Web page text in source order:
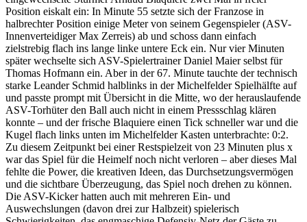
Position eiskalt ein: In Minute 55 setzte sich der Franzose in
halbrechter Position einige Meter von seinem Gegenspieler (ASV-
Innenverteidiger Max Zerreis) ab und schoss dann einfach
zielstrebig flach ins lange linke untere Eck ein. Nur vier Minuten
später wechselte sich ASV-Spielertrainer Daniel Maier selbst für
Thomas Hofmann ein. Aber in der 67. Minute tauchte der technisch
starke Leander Schmid halblinks in der Michelfelder Spielhälfte auf
und passte prompt mit Übersicht in die Mitte, wo der herauslaufende
ASV-Torhüter den Ball auch nicht in einem Pressschlag klären
konnte – und der frische Blaquiere einen Tick schneller war und die
Kugel flach links unten im Michelfelder Kasten unterbrachte: 0:2.
Zu diesem Zeitpunkt bei einer Restspielzeit von 23 Minuten plus x
war das Spiel für die Heimelf noch nicht verloren – aber dieses Mal
fehlte die Power, die kreativen Ideen, das Durchsetzungsvermögen
und die sichtbare Überzeugung, das Spiel noch drehen zu können.
Die ASV-Kicker hatten auch mit mehreren Ein- und
Auswechslungen (davon drei zur Halbzeit) spielerisch